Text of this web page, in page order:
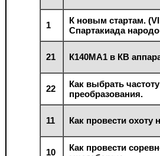
1
К новым стартам.
Спартакиада
21 К140МА1 в КВ
22
Как выбрать частоту
преобразования.
11 Как провести охоту
10
Как провести